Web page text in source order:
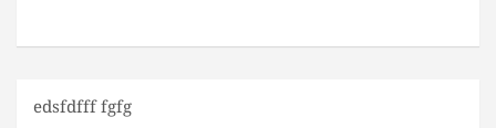
edsfdfff fgfg